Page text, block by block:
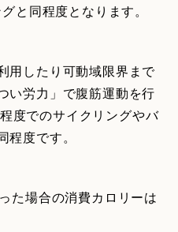
と同程度となります。
用したり可動域限界まで
い労力」で腹筋運動を行
度でのサイクリングやバ
度です。
た場合の消費カロリーは